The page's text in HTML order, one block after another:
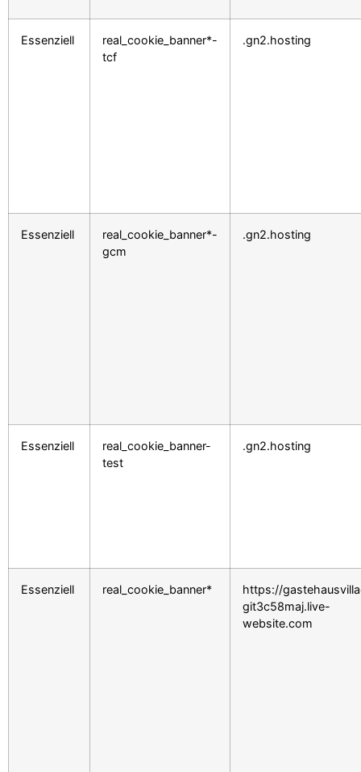
Essenziell
real_cookie_banner*-
tcf
.gn2.hosting
Essenziell
real_cookie_banner*-
gcm
.gn2.hosting
Essenziell
real_cookie_banner-
test
.gn2.hosting
Essenziell real_cookie_banner*
https://
git3c58maj.live-
website.com